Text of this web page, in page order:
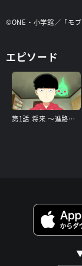
©ONE・小学館／「モ
エピソード
第1話 将来 ～進路希望～